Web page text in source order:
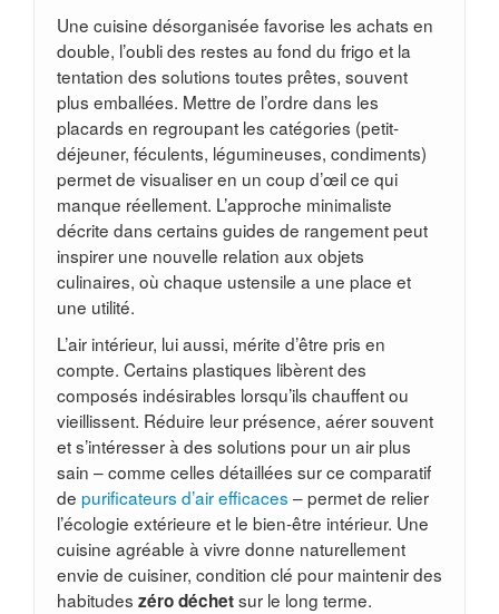
Une cuisine désorganisée favorise les achats en
double, l’oubli des restes au fond du frigo et la
tentation des solutions toutes prêtes, souvent
plus emballées. Mettre de l’ordre dans les
placards en regroupant les catégories (petit-
déjeuner, féculents, légumineuses, condiments)
permet de visualiser en un coup d’œil ce qui
manque réellement. L’approche minimaliste
décrite dans certains guides de rangement peut
inspirer une nouvelle relation aux objets
culinaires, où chaque ustensile a une place et
une utilité.
L’air intérieur, lui aussi, mérite d’être pris en
compte. Certains plastiques libèrent des
composés indésirables lorsqu’ils chauffent ou
vieillissent. Réduire leur présence, aérer souvent
et s’intéresser à des solutions pour un air plus
sain – comme celles détaillées sur ce comparatif
de purificateurs d’air efficaces – permet de relier
l’écologie extérieure et le bien-être intérieur. Une
cuisine agréable à vivre donne naturellement
envie de cuisiner, condition clé pour maintenir des
habitudes zéro déchetsur le long terme.